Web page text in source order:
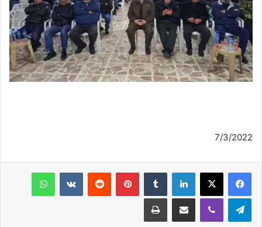
7/3/2022
فيسبوك لينكدإن بينتيريست